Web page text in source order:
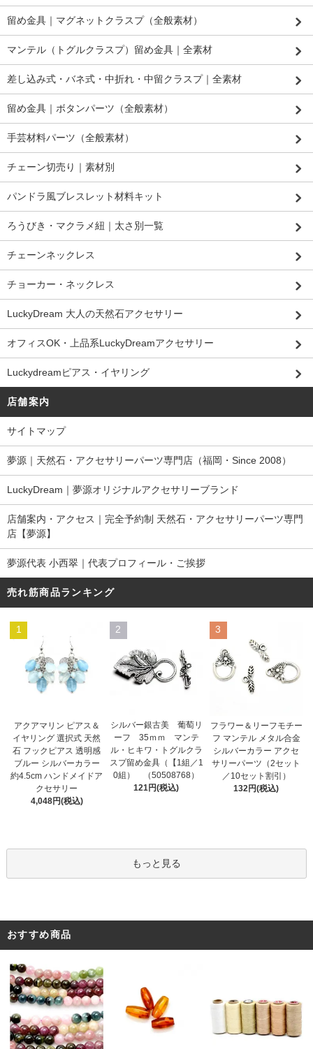
留め金具｜マグネットクラスプ（全般素材）
マンテル（トグルクラスプ）留め金具｜全素材
差し込み式・バネ式・中折れ・中留クラスプ｜全素材
留め金具｜ボタンパーツ（全般素材）
手芸材料パーツ（全般素材）
チェーン切売り｜素材別
パンドラ風ブレスレット材料キット
ろうびき・マクラメ紐｜太さ別一覧
チェーンネックレス
チョーカー・ネックレス
LuckyDream 大人の天然石アクセサリー
オフィスOK・上品系LuckyDreamアクセサリー
Luckydreamピアス・イヤリング
店舗案内
サイトマップ
夢源｜天然石・アクセサリーパーツ専門店（福岡・Since 2008）
LuckyDream｜夢源オリジナルアクセサリーブランド
店舗案内・アクセス｜完全予約制 天然石・アクセサリーパーツ専門
店【夢源】
夢源代表 小西翠｜代表プロフィール・ご挨拶
売れ筋商品ランキング
1
アクアマリン ピアス＆
イヤリング 選択式 天然
石 フックピアス 透明感
ブルー シルバーカラー
約4.5cm ハンドメイドア
クセサリー
4,048円(税込)
2
シルバー銀古美 葡萄リ
ーフ 35ｍｍ マンテ
ル・ヒキワ・トグルクラ
スプ留め金具（【1組／1
0組） （50508768）
121円(税込)
3
フラワー＆リーフモチー
フ マンテル メタル合金
シルバーカラー アクセ
サリーパーツ（2セット
／10セット割引）
132円(税込)
もっと見る
おすすめ商品